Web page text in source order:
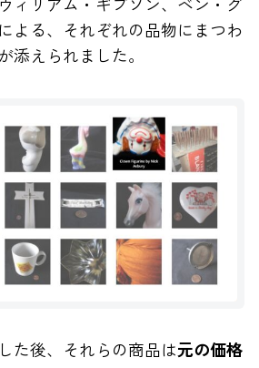
ィリアム・ギブソン、ベン・グ
よる、それぞれの品物にまつわ
添えられました。
た後、それらの商品は元の価格